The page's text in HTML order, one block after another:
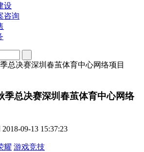
设
咨询
季总决赛深圳春茧体育中心网络
2018-09-13 15:37:23
耀 游戏竞技